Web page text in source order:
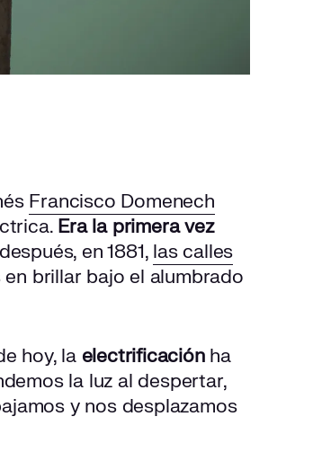
Francisco Domenech
Era la primera vez
en 1881, las calles
brillar bajo el alumbrado
hoy, la electrificaciónha
la luz al despertar,
y nos desplazamos